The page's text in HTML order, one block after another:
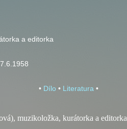
a editorka
7.6.1958
• Dílo • Literatura •
muzikoložka, kurátorka a